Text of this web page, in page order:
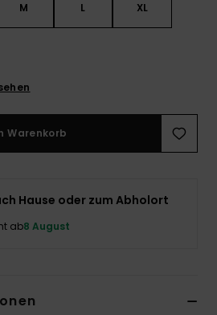
M L XL
Warenkorb
Hause oder zum Abholort
ab8 August